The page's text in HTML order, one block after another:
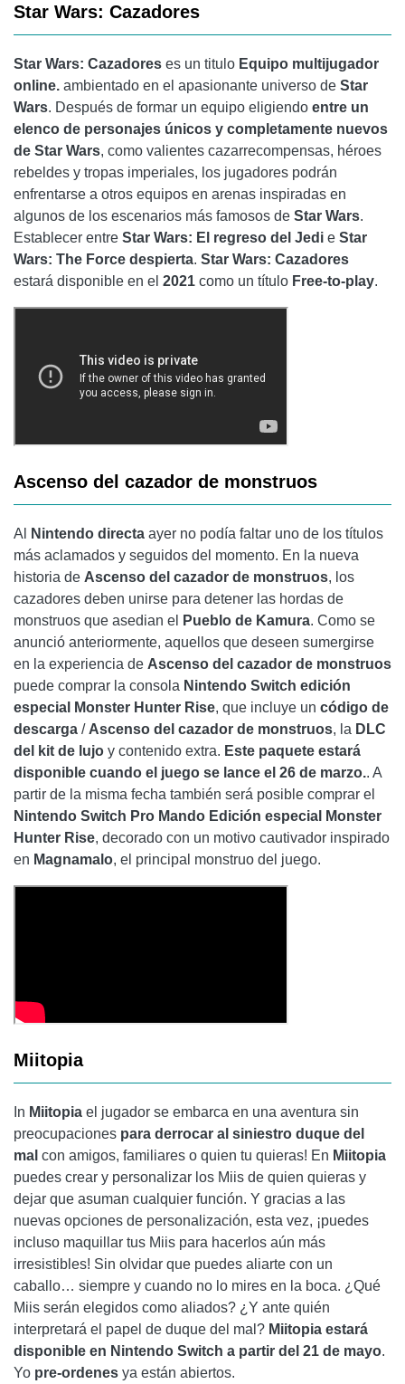
Star Wars: Cazadores
Star Wars: Cazadores es un titulo Equipo multijugador
online. ambientado en el apasionante universo de Star
Wars. Después de formar un equipo eligiendo entre un
elenco de personajes únicos y completamente nuevos
de Star Wars, como valientes cazarrecompensas, héroes
rebeldes y tropas imperiales, los jugadores podrán
enfrentarse a otros equipos en arenas inspiradas en
algunos de los escenarios más famosos de Star Wars.
Establecer entre Star Wars: El regreso del Jedi e Star
Wars: The Force despierta. Star Wars: Cazadores
estará disponible en el 2021 como un título Free-to-play.
Ascenso del cazador de monstruos
Al Nintendo directa ayer no podía faltar uno de los títulos
más aclamados y seguidos del momento. En la nueva
historia de Ascenso del cazador de monstruos, los
cazadores deben unirse para detener las hordas de
monstruos que asedian el
Pueblo de Kamura. Como se
anunció anteriormente, aquellos que deseen sumergirse
en la experiencia de Ascenso del cazador de monstruos
puede comprar la consola Nintendo Switch edición
especial Monster Hunter Rise, que incluye un código de
descarga / Ascenso del cazador de monstruos, la DLC
del kit de lujo y contenido extra. Este paquete estará
disponible cuando el juego se lance el 26 de marzo.. A
partir de la misma fecha también será posible comprar el
Nintendo Switch Pro Mando Edición especial Monster
Hunter Rise, decorado con un motivo cautivador inspirado
en Magnamalo, el principal monstruo del juego.
Miitopia
In Miitopia el jugador se embarca en una aventura sin
preocupaciones para derrocar al siniestro duque del
mal con amigos, familiares o quien tu quieras! En Miitopia
puedes crear y personalizar los Miis de quien quieras y
dejar que asuman cualquier función. Y gracias a las
nuevas opciones de personalización, esta vez, ¡puedes
incluso maquillar tus Miis para hacerlos aún más
irresistibles! Sin olvidar que puedes aliarte con un
caballo… siempre y cuando no lo mires en la boca. ¿Qué
Miis serán elegidos como aliados? ¿Y ante quién
interpretará el papel de duque del mal? Miitopia estará
disponible en Nintendo Switch a partir del 21 de mayo.
Yo pre-ordenes ya están abiertos.